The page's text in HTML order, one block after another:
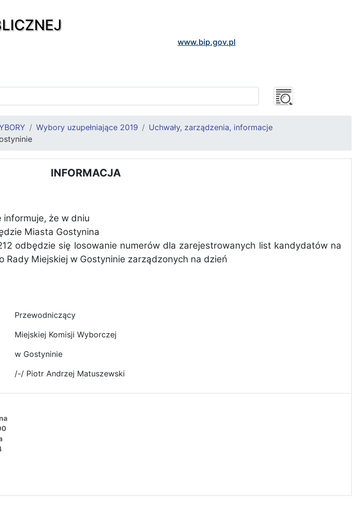
www.bip.gov.pl
Wybory uzupełniające 2019
Uchwały, zarządzenia, informacje
INFORMACJA
informuje, że w dniu
Miasta Gostynina
odbędzie się losowanie numerów dla zarejestrowanych list kandydatów na
Rady Miejskiej w Gostyninie zarządzonych na dzień
Przewodniczący
Miejskiej Komisji Wyborczej
w Gostyninie
/-/ Piotr Andrzej Matuszewski